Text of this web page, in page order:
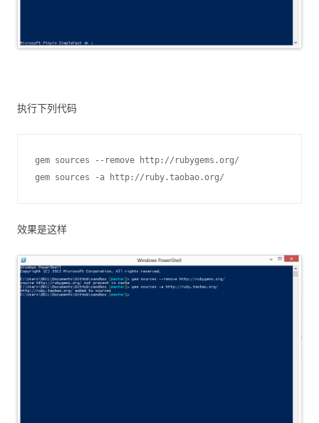
执行下列代码
gem sources -a http://ruby.taobao.org/
效果是这样